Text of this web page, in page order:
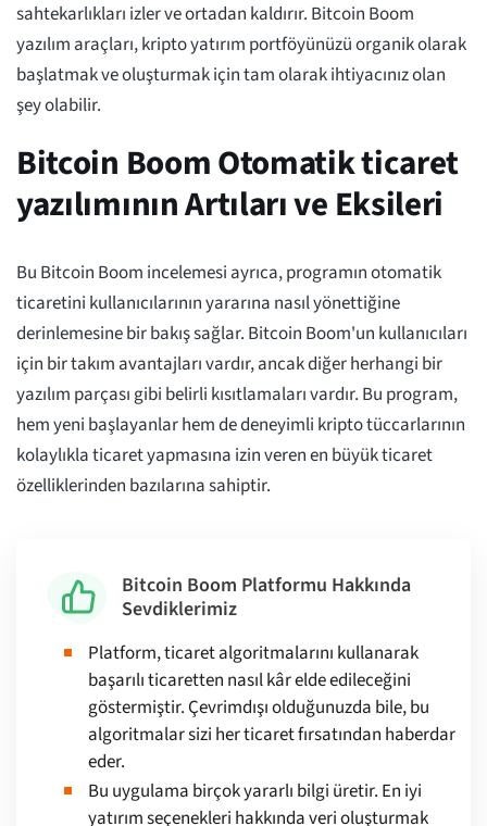
sahtekarlıkları izler ve ortadan kaldırır. Bitcoin Boom
yazılım araçları, kripto yatırım portföyünüzü organik olarak
başlatmak ve oluşturmak için tam olarak ihtiyacınız olan
şey olabilir.
Bitcoin Boom Otomatik ticaret
yazılımının Artıları ve Eksileri
Bu Bitcoin Boom incelemesi ayrıca, programın otomatik
ticaretini kullanıcılarının yararına nasıl yönettiğine
derinlemesine bir bakış sağlar. Bitcoin Boom'un kullanıcıları
için bir takım avantajları vardır, ancak diğer herhangi bir
yazılım parçası gibi belirli kısıtlamaları vardır. Bu program,
hem yeni başlayanlar hem de deneyimli kripto tüccarlarının
kolaylıkla ticaret yapmasına izin veren en büyük ticaret
özelliklerinden bazılarına sahiptir.
Bitcoin Boom Platformu Hakkında
Sevdiklerimiz
Platform, ticaret algoritmalarını kullanarak
başarılı ticaretten nasıl kâr elde edileceğini
göstermiştir. Çevrimdışı olduğunuzda bile, bu
algoritmalar sizi her ticaret fırsatından haberdar
eder.
Bu uygulama birçok yararlı bilgi üretir. En iyi
yatırım seçenekleri hakkında veri oluşturmak